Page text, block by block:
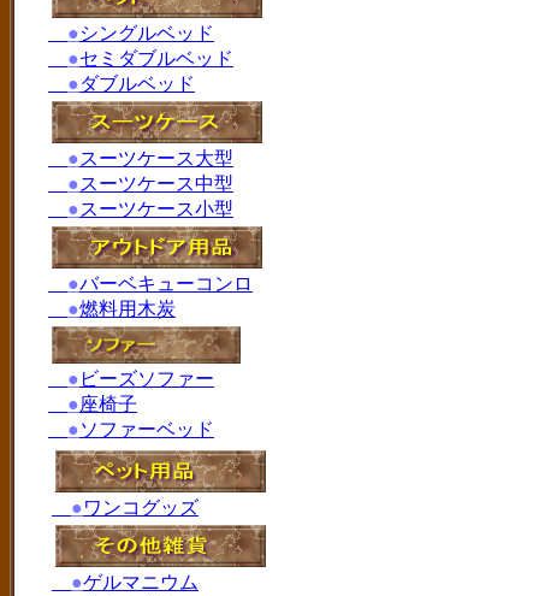
●シングルベッド
●セミダブルベッド
●ダブルベッド
●スーツケース大型
●スーツケース中型
●スーツケース小型
●バーベキューコンロ
●燃料用木炭
● ビーズソファー
●座椅子
●ソファーベッド
●ワンコグッズ
●ゲルマニウム